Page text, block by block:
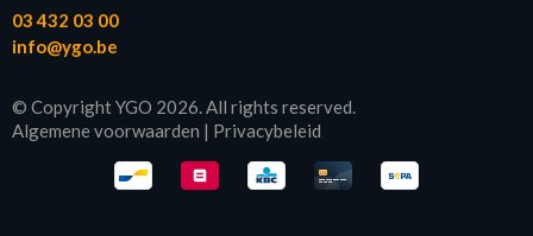
03 432 03 00
info@ygo.be
© Copyright YGO 2026. All rights reserved.
Algemene voorwaarden | Privacybeleid